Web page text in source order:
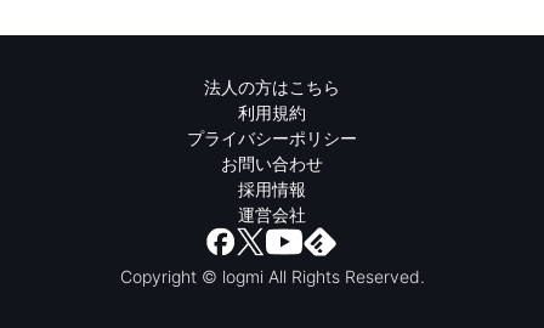
法人の方はこちら
利用規約
プライバシーポリシー
お問い合わせ
採用情報
運営会社
Copyright © logmi All Rights Reserved.